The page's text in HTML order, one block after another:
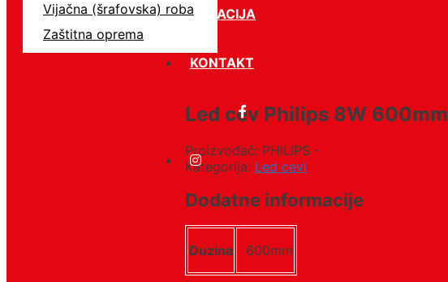
LOKACIJA
KONTAKT
Vijačna (šrafovska) roba
Zaštitna oprema
Led cev Philips 8W 600mm
Proizvođač: PHILIPS -
Kategorija: Led cevi
Dodatne informacije
Duzina 600mm